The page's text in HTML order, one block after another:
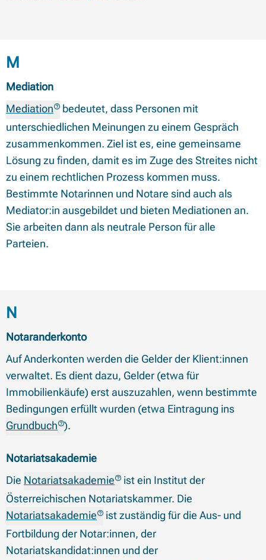
Begriffe mit Anfangsbuchstabe
M
Mediation
Mediation
bedeutet, dass Personen mit
unterschiedlichen Meinungen zu einem Gespräch
zusammenkommen. Ziel ist es, eine gemeinsame
Lösung zu finden, damit es im Zuge des Streites nicht
zu einem rechtlichen Prozess kommen muss.
Bestimmte Notarinnen und Notare sind auch als
Mediator:in ausgebildet und bieten Mediationen an.
Sie arbeiten dann als neutrale Person für alle
Parteien.
Begriffe mit Anfangsbuchstabe
N
Notaranderkonto
Auf Anderkonten werden die Gelder der Klient:innen
verwaltet. Es dient dazu, Gelder (etwa für
Immobilienkäufe) erst auszuzahlen, wenn bestimmte
Bedingungen erfüllt wurden (etwa Eintragung ins
Grundbuch ).
Notariatsakademie
Die Notariatsakademie
ist ein Institut der
Österreichischen Notariatskammer. Die
Notariatsakademie
ist zuständig für die Aus- und
Fortbildung der Notar:innen, der
Notariatskandidat:innen und der